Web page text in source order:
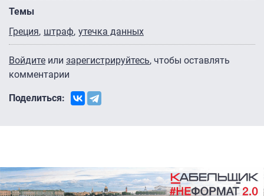
Темы
Греция штраф утечка данных
Войдите или зарегистрируйтесь, чтобы оставлять
комментарии
Поделиться: